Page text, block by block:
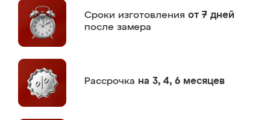
Сроки изготовления от 7 дней
после замера
Рассрочка на 3, 4, 6 месяцев